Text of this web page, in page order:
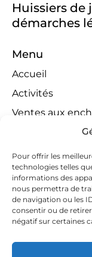
Pour offrir les
technologies telles
informations des
nous permettra de
de navigation ou les
consentir ou de
négatif sur certaines
Huissiers de
démarches
Menu
Accueil
Activités
Ventes aux
Compétences
Jeux concours
Liens
Contact
Contactez-